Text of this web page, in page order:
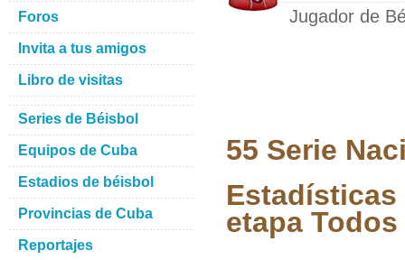
Jugador de
55 Serie
Estadísticas
etapa
Foros
Invita a tus amigos
Libro de visitas
Series de Béisbol
Equipos de Cuba
Estadios de béisbol
Provincias de Cuba
Reportajes